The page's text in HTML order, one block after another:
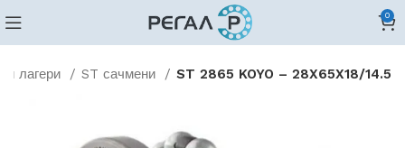
0
лагери ST сачмени ST 2865 KOYO – 28X65X18/14.5